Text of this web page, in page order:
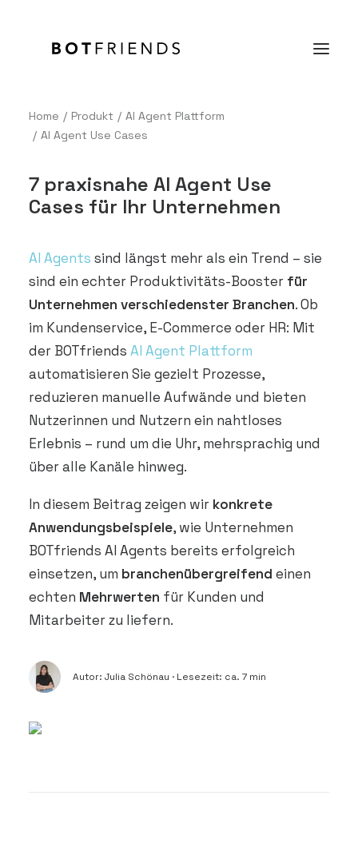
Produkt
Case Studies
Wissen
Über uns
KOSTENFREI TESTEN
DEMO VEREINBAREN
Home Produkt
AI Agent Plattform
AI Agent Use Cases
7 praxisnahe AI Agent Use
Cases für Ihr Unternehmen
AI Agents sind längst mehr als ein Trend – sie
sind ein echter Produktivitäts-Booster für
Unternehmen verschiedenster Branchen. Ob
im Kundenservice, E-Commerce oder HR: Mit
der BOTfriends AI Agent Plattform
automatisieren Sie gezielt Prozesse,
reduzieren manuelle Aufwände und bieten
Nutzerinnen und Nutzern ein nahtloses
Erlebnis – rund um die Uhr, mehrsprachig und
über alle Kanäle hinweg.
In diesem Beitrag zeigen wir konkrete
Anwendungsbeispiele, wie Unternehmen
BOTfriends AI Agents bereits erfolgreich
einsetzen, um branchenübergreifend einen
echten Mehrwerten für Kunden und
Mitarbeiter zu liefern.
Autor: Julia Schönau · Lesezeit: ca. 7 min